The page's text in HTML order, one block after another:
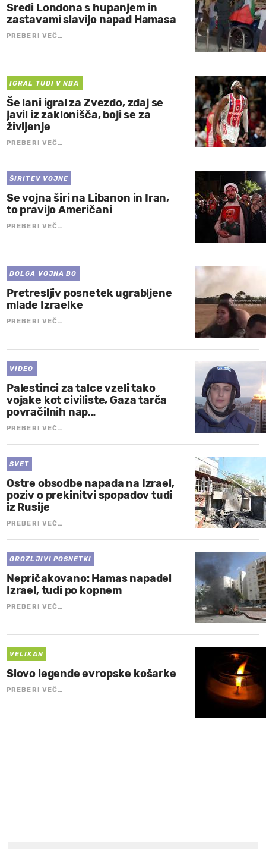
Sredi Londona s hupanjem in
zastavami slavijo napad Hamasa
PREBERI VEČ…
IGRAL TUDI V NBA
Še lani igral za Zvezdo, zdaj se
javil iz zaklonišča, boji se za
življenje
PREBERI VEČ…
ŠIRITEV VOJNE
Se vojna širi na Libanon in Iran,
to pravijo Američani
PREBERI VEČ…
DOLGA VOJNA BO
Pretresljiv posnetek ugrabljene
mlade Izraelke
PREBERI VEČ…
VIDEO
Palestinci za talce vzeli tako
vojake kot civiliste, Gaza tarča
povračilnih nap…
PREBERI VEČ…
SVET
Ostre obsodbe napada na Izrael,
poziv o prekinitvi spopadov tudi
iz Rusije
PREBERI VEČ…
GROZLJIVI POSNETKI
Nepričakovano: Hamas napadel
Izrael, tudi po kopnem
PREBERI VEČ…
VELIKAN
Slovo legende evropske košarke
PREBERI VEČ…